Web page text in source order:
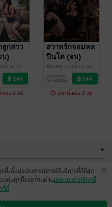
แม่ลูกคู่
น้ำตาล
ลูกสาว
บ)
น้ำตาล
เหลือ 8 วัน
สวาทรักจอมพล
ปืนโต (จบ)
ทะเลหวานน้ำตาล
Love/Yuri
No Rating
เวลาที่เหลือ 8 วัน
คุณหนู
+
+
กี้เพื่อประสบการณ์การใช้บริการที่ดีที่สุด
บคุมคุกกี้ของท่านผ่านนโยบายการใช้คุกกี้
ที่นี่